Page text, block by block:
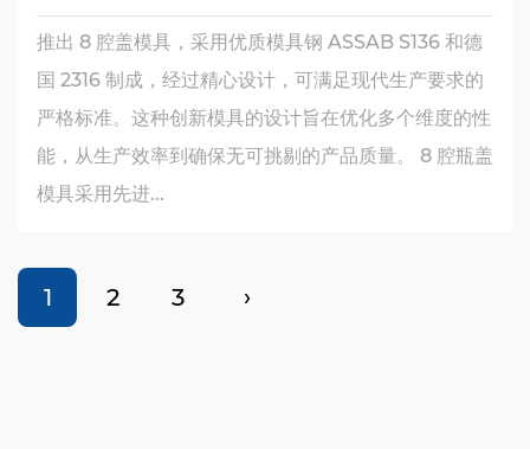
推出 8 腔盖模具，采用优质模具钢 ASSAB S136 和德
国 2316 制成，经过精心设计，可满足现代生产要求的
严格标准。这种创新模具的设计旨在优化多个维度的性
能，从生产效率到确保无可挑剔的产品质量。 8 腔瓶盖
模具采用先进...
1 2 3 ›